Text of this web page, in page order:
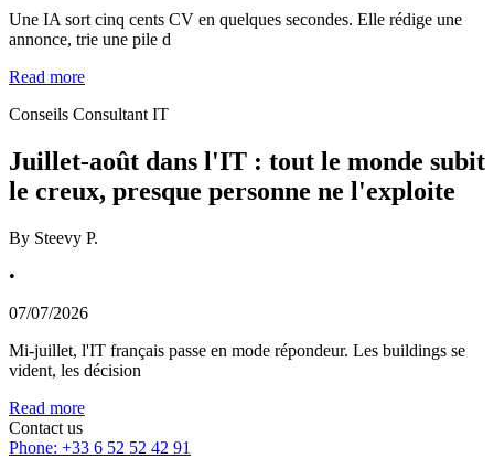
Une IA sort cinq cents CV en quelques secondes. Elle rédige une
annonce, trie une pile d
Read more
Conseils Consultant IT
Juillet-août dans l'IT : tout le monde subit
le creux, presque personne ne l'exploite
By Steevy P.
•
07/07/2026
Mi-juillet, l'IT français passe en mode répondeur. Les buildings se
vident, les décision
Read more
Contact us
Phone: +33 6 52 52 42 91